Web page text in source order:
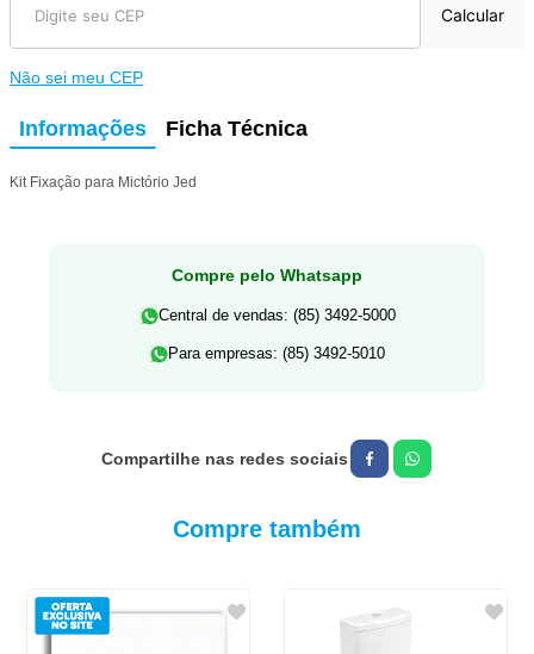
Calcular
Não sei meu CEP
Informações Ficha Técnica
Kit Fixação para Mictório Jed
Compre pelo Whatsapp
Central de vendas: (85) 3492-5000
Para empresas: (85) 3492-5010
Compre também